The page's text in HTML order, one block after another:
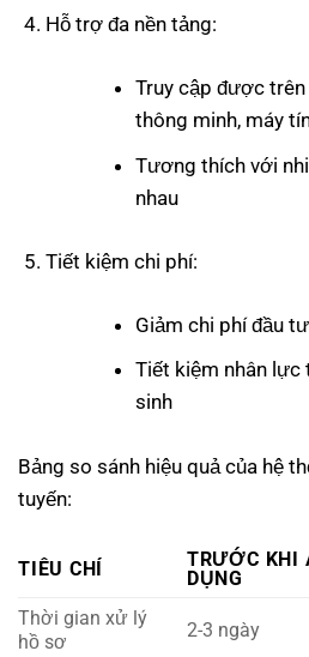
Hỗ trợ đa nền tảng:
Truy cập được
thông minh, máy
Tương thích với
nhau
Tiết kiệm chi phí:
Giảm chi phí đầu
Tiết kiệm nhân lực
sinh
Bảng so sánh hiệu quả của hệ
tuyến:
TIÊU CHÍ
TRƯỚC KHI
DỤNG
Thời gian xử lý
hồ sơ
2-3 ngày